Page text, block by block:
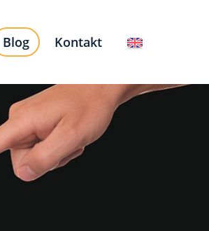
Blog Kontakt